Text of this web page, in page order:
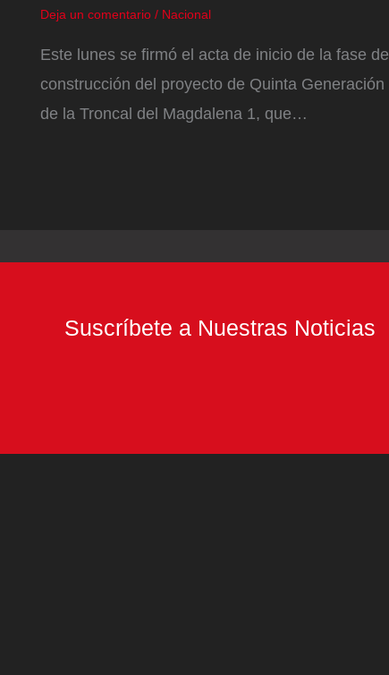
Deja un comentario / Nacional
Este lunes se firmó el acta de inicio de la fase de
construcción del proyecto de Quinta Generación
de la Troncal del Magdalena 1, que…
Suscríbete a Nuestras Noticias